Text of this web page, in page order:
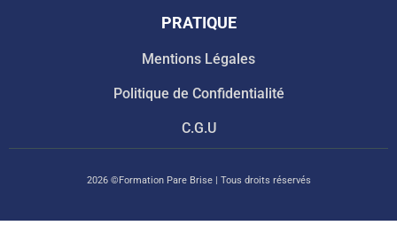
PRATIQUE
Mentions Légales
Politique de Confidentialité
C.G.U
2026 ©Formation Pare Brise | Tous droits réservés